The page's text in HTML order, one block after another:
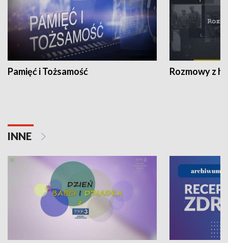
Pamięć i Tożsamość Rozmowy z
INNE